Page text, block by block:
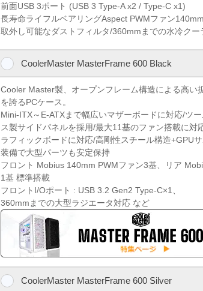
前面USB 3ポート (USB 3 Type-A x2 / Type-C x1)
長寿命ライフルベアリングAspect PWMファン
取外し可能なダストフィルタ/360mmまでの水冷ク
CoolerMaster MasterFrame 600 Black
Cooler Master製、オープンフレーム構造による高い
を誇るPCケース。
Mini-ITX～E-ATXまで幅広いマザーボードに対応/ツ
ス製サイドパネルを採用/最大11基のファン搭載に対
ラフィックボードに対応/高剛性スチール構造+GPU
装備で大型パーツも安定保持
フロント Mobius 140mm PWMファン3基、リア
1基 標準搭載
フロントI/Oポート : USB 3.2 Gen2 Type-C×1、
360mmまでの大型ラジエータ対応 など
CoolerMaster MasterFrame 600 Silver